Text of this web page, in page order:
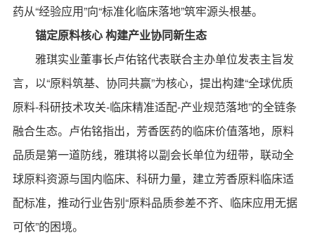
药从“经验应用”向“标准化临床落地”筑牢源头根基。
锚定原料核心 构建产业协同新生态
雅琪实业董事长卢佑铭代表联合主办单位发表主旨发
言，以“原料筑基、协同共赢”为核心，提出构建“全球优质
原料-科研技术攻关-临床精准适配-产业规范落地”的全链条
融合生态。卢佑铭指出，芳香医药的临床价值落地，原料
品质是第一道防线，雅琪将以副会长单位为纽带，联动全
球原料资源与国内临床、科研力量，建立芳香原料临床适
配标准，推动行业告别“原料品质参差不齐、临床应用无据
可依”的困境。